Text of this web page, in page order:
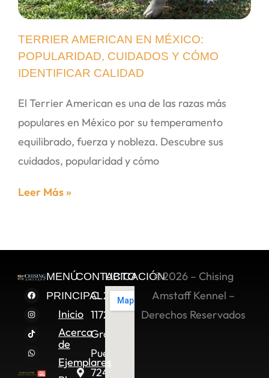
TERRIER AMERICAN EN MÉXICO:
POPULARIDAD, CUIDADOS Y CÓMO
IDENTIFICAR CALIDAD
El Terrier American es una de las razas más
populares en México por su temperamento
equilibrado, fuerza y nobleza. Descubre sus
cuidados, popularidad y cómo
Leer Más »
MENÚ
PRINCIPAL
Inicio
Acerca
de
Ejemplares
CONTACTO
C. 2 Sur
11722,
Granjas
Puebla,
72490
UBICACIÓN©2026 – Chising
Amstaff Kennel –
Derechos Reservados